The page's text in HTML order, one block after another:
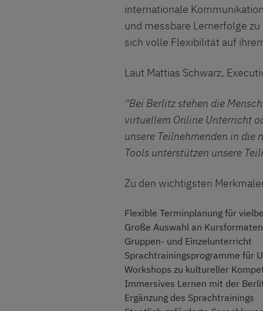
internationale
und messbare Lernerfolge
sich volle Flexibilität auf
Laut Mattias Schwarz,
“Bei Berlitz stehen die
virtuellem Online Unterricht
unsere Teilnehmenden in die
Tools unterstützen unsere
Zu den wichtigsten
Flexible Terminplanung für
Große Auswahl an
Gruppen- und Einzelunterricht
Sprachtrainingsprogramme für
Workshops zu kultureller
Immersives Lernen mit der
Ergänzung des Sprachtrainings